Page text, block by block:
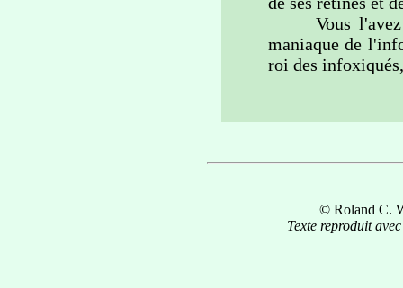
Vous l'avez
maniaque de
roi des
© Roland C.
Texte reproduit